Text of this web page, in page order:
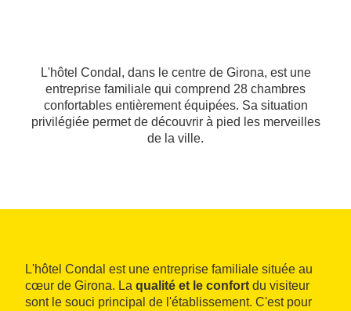
L'hôtel Condal, dans le centre de Girona, est une
entreprise familiale qui comprend 28 chambres
confortables entièrement équipées. Sa situation
privilégiée permet de découvrir à pied les merveilles
de la ville.
L'hôtel Condal est une entreprise familiale située au
cœur de Girona. La qualité et le confort du visiteur
sont le souci principal de l'établissement. C'est pour